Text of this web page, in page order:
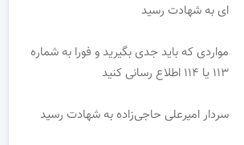
ای به شهادت رسید
مواردی که باید جدی بگیرید و فورا به شماره
۱۱۳ یا ۱۱۴ اطلاع رسانی کنید
سردار امیرعلی حاجی‌زاده به شهادت رسید